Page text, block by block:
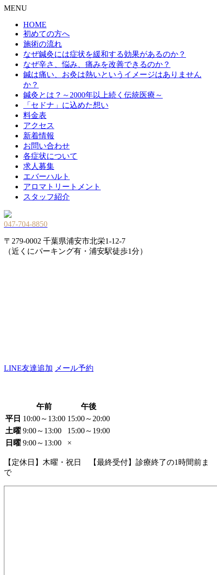
MENU
HOME
初めての方へ
施術の流れ
なぜ鍼灸には症状を緩和する効果があるのか？
なぜ辛さ、悩み、痛みを改善できるのか？
鍼は痛い、お灸は熱いというイメージはありません
か？
鍼灸とは？～2000年以上続く伝統医療～
「セドナ」に込めた想い
料金表
アクセス
新着情報
お問い合わせ
各症状について
求人募集
エバーハルト
アロマトリートメント
スタッフ紹介
047-704-8850
〒279-0002 千葉県浦安市北栄1-12-7
（近くにパーキング有・浦安駅徒歩1分）
LINE友達追加 メール予約
午前
午後
平日 10:00～13:00 15:00～20:00
土曜 9:00～13:00
15:00～19:00
日曜 9:00～13:00 ×
【定休日】木曜・祝日 【最終受付】診療終了の1時間前ま
で